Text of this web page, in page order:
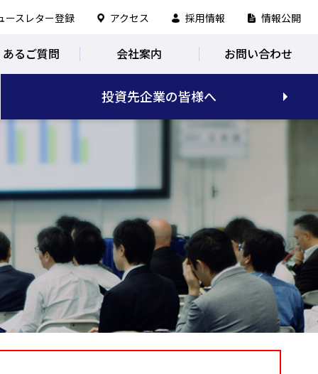
ースレター登録 アクセス 採用情報 情報公開
るご質問 会社案内 お問い合わせ
投資先企業の皆様へ